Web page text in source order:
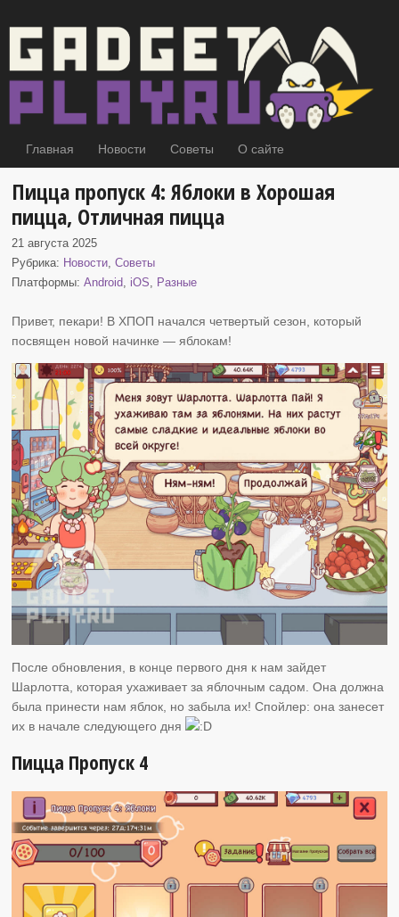
Главная Новости Советы О сайте
Пицца пропуск 4: Яблоки в Хорошая
пицца, Отличная пицца
21 августа 2025
Рубрика: Новости,Советы
Платформы:Android, iOS, Разные
Привет, пекари! В ХПОП начался четвертый сезон, который
посвящен новой начинке — яблокам!
После обновления, в конце первого дня к нам зайдет
Шарлотта, которая ухаживает за яблочным садом. Она должна
была принести нам яблок, но забыла их! Спойлер: она занесет
их в начале следующего дня
Пицца Пропуск 4